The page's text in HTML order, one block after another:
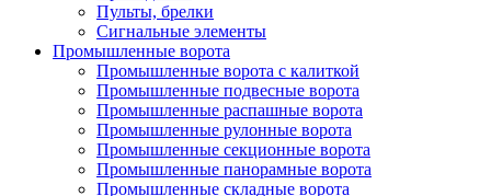
Пульты, брелки
Сигнальные элементы
Промышленные ворота
Промышленные ворота с калиткой
Промышленные подвесные ворота
Промышленные распашные ворота
Промышленные рулонные ворота
Промышленные секционные ворота
Промышленные панорамные ворота
Промышленные складные ворота